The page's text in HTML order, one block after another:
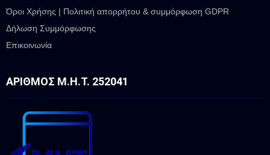
Όροι Χρήσης | Πολιτική απορρήτου & συμμόρφωση GDPR
Δήλωση Συμμόρφωσης
Επικοινωνία
ΑΡΙΘΜΌΣ Μ.Η.Τ. 252041